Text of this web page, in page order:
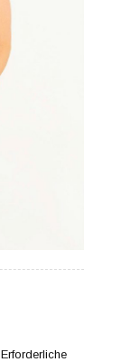
Erforderliche